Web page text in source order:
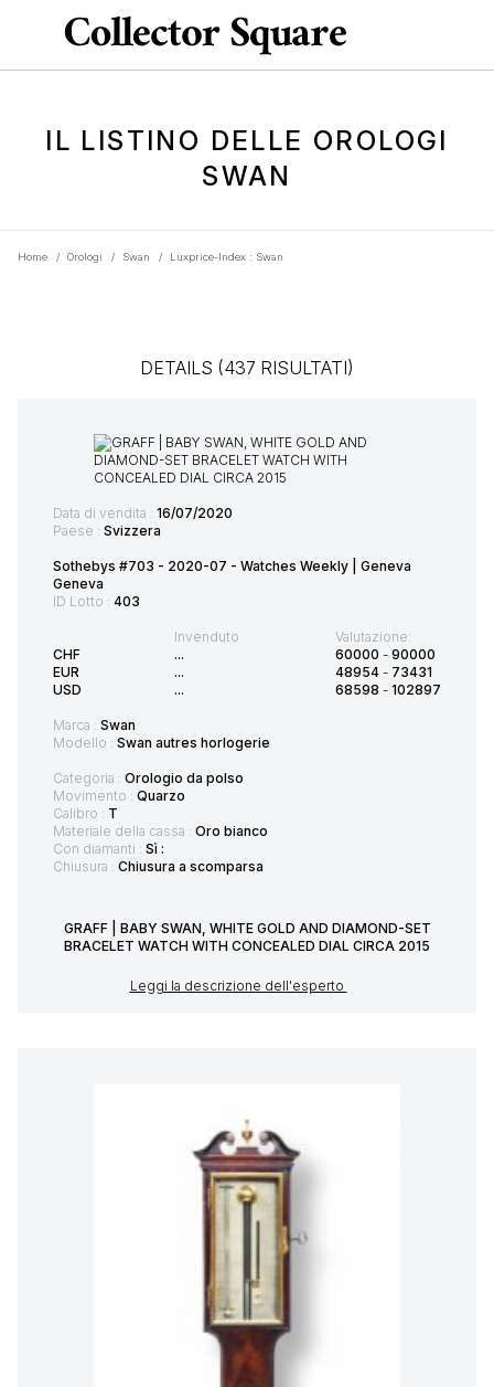
IL LISTINO DELLE OROLOGI
SWAN
Home / Orologi / Swan / Luxprice-Index : Swan
DETAILS (437 RISULTATI)
Data di vendita : 16/07/2020
Paese : Svizzera
Sothebys #703 - 2020-07 - Watches Weekly | Geneva
Geneva
ID Lotto : 403
CHF
EUR
USD
Invenduto
...
...
...
Valutazione:
60000 - 90000
48954 - 73431
68598 - 102897
Marca : Swan
Modello : Swan autres horlogerie
Categoria : Orologio da polso
Movimento : Quarzo
Calibro : T
Materiale della cassa : Oro bianco
Con diamanti : Sì :
Chiusura : Chiusura a scomparsa
GRAFF | BABY SWAN, WHITE GOLD AND DIAMOND-SET
BRACELET WATCH WITH CONCEALED DIAL CIRCA 2015
Leggi la descrizione dell'esperto